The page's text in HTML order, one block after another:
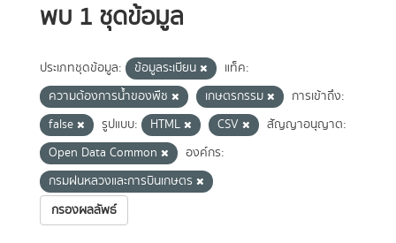
พบ 1 ชุดข้อมูล
ประเภทชุดข้อมูล: ข้อมูลระเบียน
แท็ค:
ความต้องการน้ำของพืช
เกษตรกรรม
การเข้าถึง:
false
รูปแบบ: HTML CSV
สัญญาอนุญาต:
Open Data Common
องค์กร:
กรมฝนหลวงและการบินเกษตร
กรองผลลัพธ์